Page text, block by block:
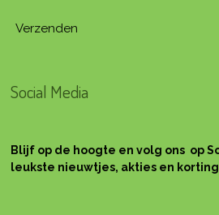
Verzenden
Social Media
Blijf op de hoogte en volg ons op
leukste nieuwtjes, akties en